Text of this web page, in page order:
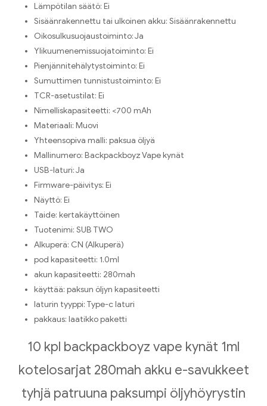
Lämpötilan säätö: Ei
Sisäänrakennettu tai ulkoinen akku: Sisäänrakennettu
Oikosulkusuojaustoiminto:Ja
Ylikuumenemissuojatoiminto: Ei
Pienjännitehälytystoiminto: Ei
Sumuttimen tunnistustoiminto: Ei
TCR-asetustilat: Ei
Nimelliskapasiteetti: <700 mAh
Materiaali: Muovi
Yhteensopiva malli: paksua öljyä
Mallinumero: Backpackboyz Vape kynät
USB-laturi:Ja
Firmware-päivitys: Ei
Näyttö: Ei
Taide: kertakäyttöinen
Tuotenimi: SUB TWO
Alkuperä: CN (Alkuperä)
pod kapasiteetti: 1.0ml
akun kapasiteetti: 280mah
käyttää: paksun öljyn kapasiteetti
laturin tyyppi: Type-c laturi
pakkaus: laatikko paketti
10 kpl backpackboyz vape kynät 1ml
kotelosarjat 280mah akku e-savukkeet
tyhjä patruuna paksumpi öljyhöyrystin